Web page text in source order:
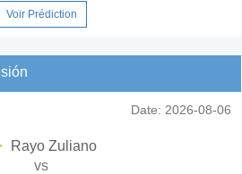
Voir Prédiction
Date: 2026-08-06
Rayo Zuliano
vs